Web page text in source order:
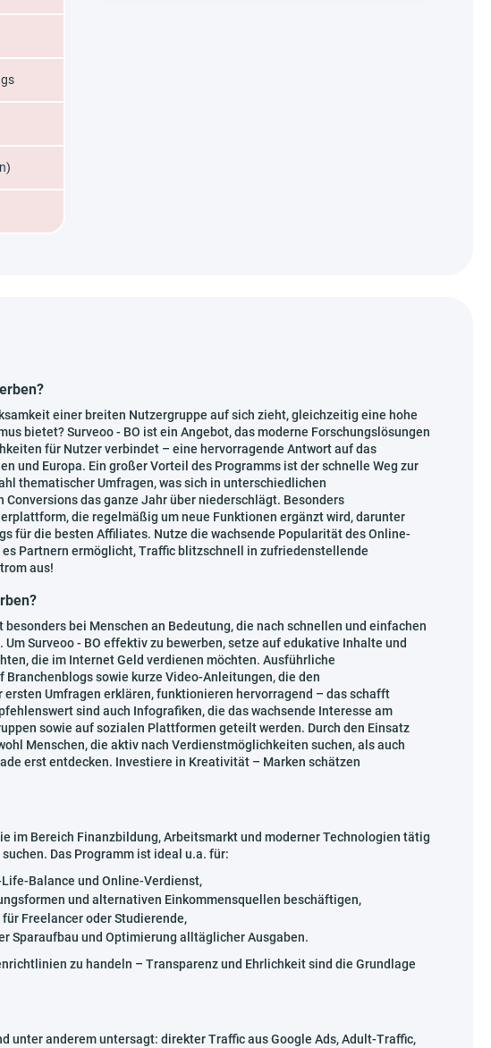
einer breiten Nutzergruppe auf sich zieht, gleichzeitig eine hohe
bietet? Surveoo - BO ist ein Angebot, das moderne Forschungslösungen
für Nutzer verbindet – eine hervorragende Antwort auf das
und Europa. Ein großer Vorteil des Programms ist der schnelle Weg zur
thematischer Umfragen, was sich in unterschiedlichen
das ganze Jahr über niederschlägt. Besonders
die regelmäßig um neue Funktionen ergänzt wird, darunter
für die besten Affiliates. Nutze die wachsende Popularität des Online-
Partnern ermöglicht, Traffic blitzschnell in zufriedenstellende
aus!
bei Menschen an Bedeutung, die nach schnellen und einfachen
Surveoo - BO effektiv zu bewerben, setze auf edukative Inhalte und
die im Internet Geld verdienen möchten. Ausführliche
sowie kurze Video-Anleitungen, die den
Umfragen erklären, funktionieren hervorragend – das schafft
sind auch Infografiken, die das wachsende Interesse am
sowie auf sozialen Plattformen geteilt werden. Durch den Einsatz
Menschen, die aktiv nach Verdienstmöglichkeiten suchen, als auch
erst entdecken. Investiere in Kreativität – Marken schätzen
im Bereich Finanzbildung, Arbeitsmarkt und moderner Technologien tätig
Das Programm ist ideal u.a. für:
Balance und Online-Verdienst,
und alternativen Einkommensquellen beschäftigen,
Freelancer oder Studierende,
Sparaufbau und Optimierung alltäglicher Ausgaben.
zu handeln – Transparenz und Ehrlichkeit sind die Grundlage
unter anderem untersagt: direkter Traffic aus Google Ads, Adult-Traffic,